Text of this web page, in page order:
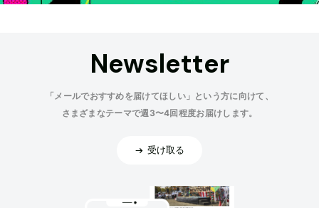
Newsletter
「メールでおすすめを届けてほしい」という方に向けて、
さまざまなテーマで週3〜4回程度お届けします。
受け取る